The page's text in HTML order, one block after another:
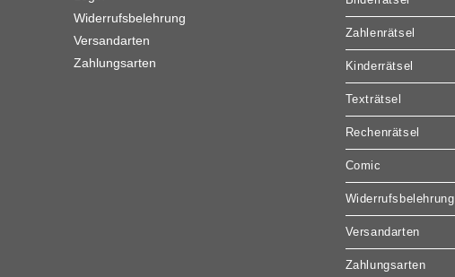
Widerrufsbelehrung
Versandarten
Zahlungsarten
Zahlenrätsel
Kinderrätsel
Texträtsel
Rechenrätsel
Comic
Widerrufsbelehrung
Versandarten
Zahlungsarten